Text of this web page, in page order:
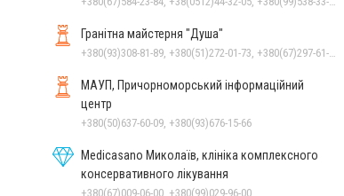
Гранітна майстерня "Душа"
МАУП, Причорноморський інформаційний
центр
+380(50)637-60-09, +380(93)676-15-66
Medicasano Миколаїв, клініка комплексного
консервативного лікування
+380(67)009-06-00, +380(99)029-96-00